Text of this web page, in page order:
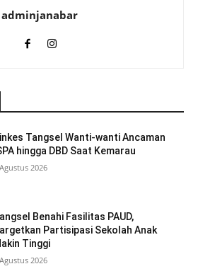
adminjanabar
Tangsel Wanti-wanti Ancaman
hingga DBD Saat Kemarau
2026
Benahi Fasilitas PAUD,
Partisipasi Sekolah Anak
Tinggi
2026